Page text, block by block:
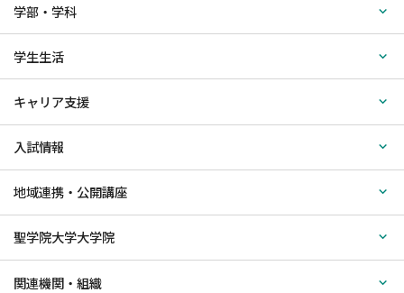
学部・学科
学生生活
キャリア支援
入試情報
地域連携・公開講座
聖学院大学大学院
関連機関・組織